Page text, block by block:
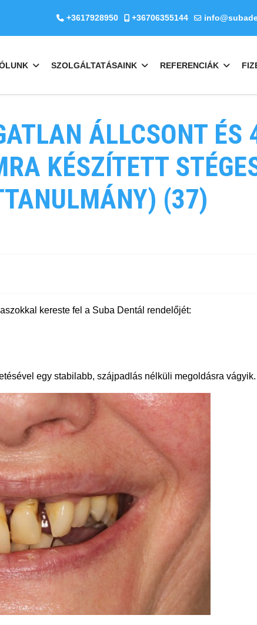
+3617928950 +36706355144
SZOLGÁLTATÁSAINK REFERENCIÁK
ÁLLCSONT ÉS
KÉSZÍTETT
(37)
kereste fel a Suba Dentál rendelőjét:
egy stabilabb, szájpadlás nélküli megoldásra vágyik.